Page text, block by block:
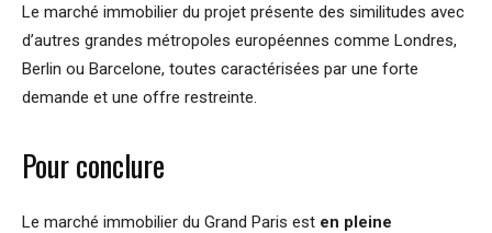
Le marché immobilier du projet présente des similitudes avec
d’autres grandes métropoles européennes comme Londres,
Berlin ou Barcelone, toutes caractérisées par une forte
demande et une offre restreinte.
Pour conclure
Le marché immobilier du Grand Paris est en pleine